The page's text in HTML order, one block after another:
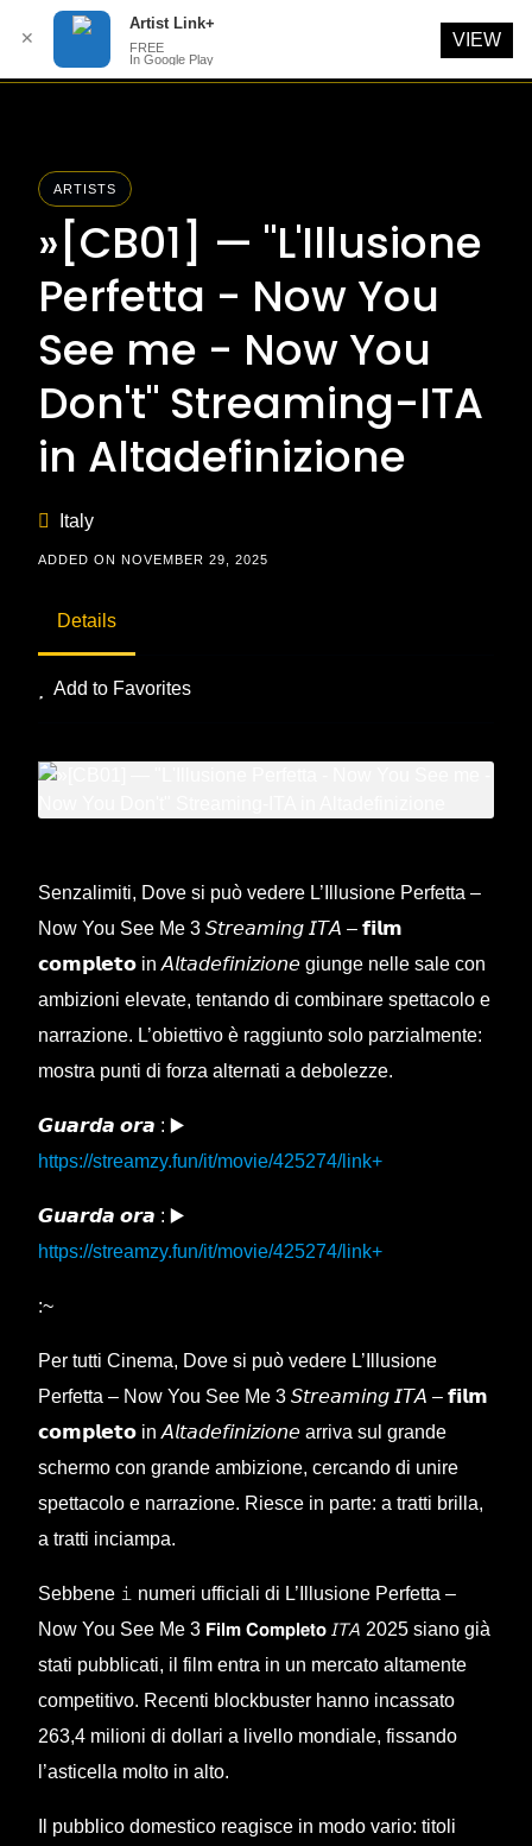
ARTISTS
»[CB01] — "L'Illusione
Perfetta - Now You
See me - Now You
Don't" Streaming-ITA
in Altadefinizione
Italy
ADDED ON NOVEMBER 29, 2025
Details
Add to Favorites
Senzalimiti, Dove si può vedere L’Illusione Perfetta –
Now You See Me 3 𝘚𝘵𝘳𝘦𝘢𝘮𝘪𝘯𝘨 𝘐𝘛𝘈 – 𝗳𝗶𝗹𝗺
𝗰𝗼𝗺𝗽𝗹𝗲𝘁𝗼 in 𝘈𝘭𝘵𝘢𝘥𝘦𝘧𝘪𝘯𝘪𝘻𝘪𝘰𝘯𝘦 giunge nelle sale con
ambizioni elevate, tentando di combinare spettacolo e
narrazione. L’obiettivo è raggiunto solo parzialmente:
mostra punti di forza alternati a debolezze.
𝙂𝙪𝙖𝙧𝙙𝙖 𝙤𝙧𝙖 : ▶️
https://streamzy.fun/it/movie/425274/link+
𝙂𝙪𝙖𝙧𝙙𝙖 𝙤𝙧𝙖 : ▶️
https://streamzy.fun/it/movie/425274/link+
:~
Per tutti Cinema, Dove si può vedere L’Illusione
Perfetta – Now You See Me 3 𝘚𝘵𝘳𝘦𝘢𝘮𝘪𝘯𝘨 𝘐𝘛𝘈 – 𝗳𝗶𝗹𝗺
𝗰𝗼𝗺𝗽𝗹𝗲𝘁𝗼 in 𝘈𝘭𝘵𝘢𝘥𝘦𝘧𝘪𝘯𝘪𝘻𝘪𝘰𝘯𝘦 arriva sul grande
schermo con grande ambizione, cercando di unire
spettacolo e narrazione. Riesce in parte: a tratti brilla,
a tratti inciampa.
Sebbene 𝚒 numeri ufficiali di L’Illusione Perfetta –
Now You See Me 3 𝗙𝗶𝗹𝗺 𝗖𝗼𝗺𝗽𝗹𝗲𝘁𝗼 𝘐𝘛𝘈 2025 siano già
stati pubblicati, il film entra in un mercato altamente
competitivo. Recenti blockbuster hanno incassato
263,4 milioni di dollari a livello mondiale, fissando
l’asticella molto in alto.
Il pubblico domestico reagisce in modo vario: titoli
✕
Artist Link+
FREE
In Google Play
VIEW